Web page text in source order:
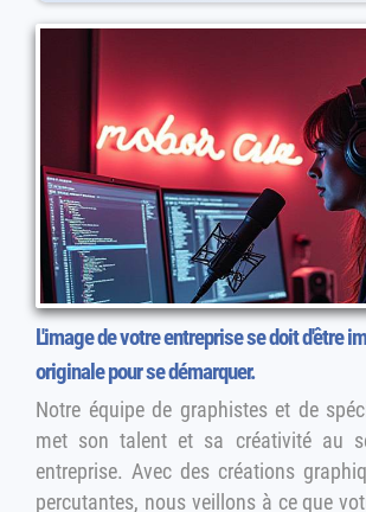
L'image de votre entreprise se doit d'être
originale pour se démarquer.
Notre équipe de graphistes et de
met son talent et sa créativité au
entreprise. Avec des créations
percutantes, nous veillons à ce que